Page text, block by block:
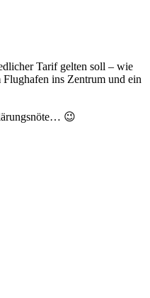
Tarif gelten soll – wie
ins Zentrum und ein
😉